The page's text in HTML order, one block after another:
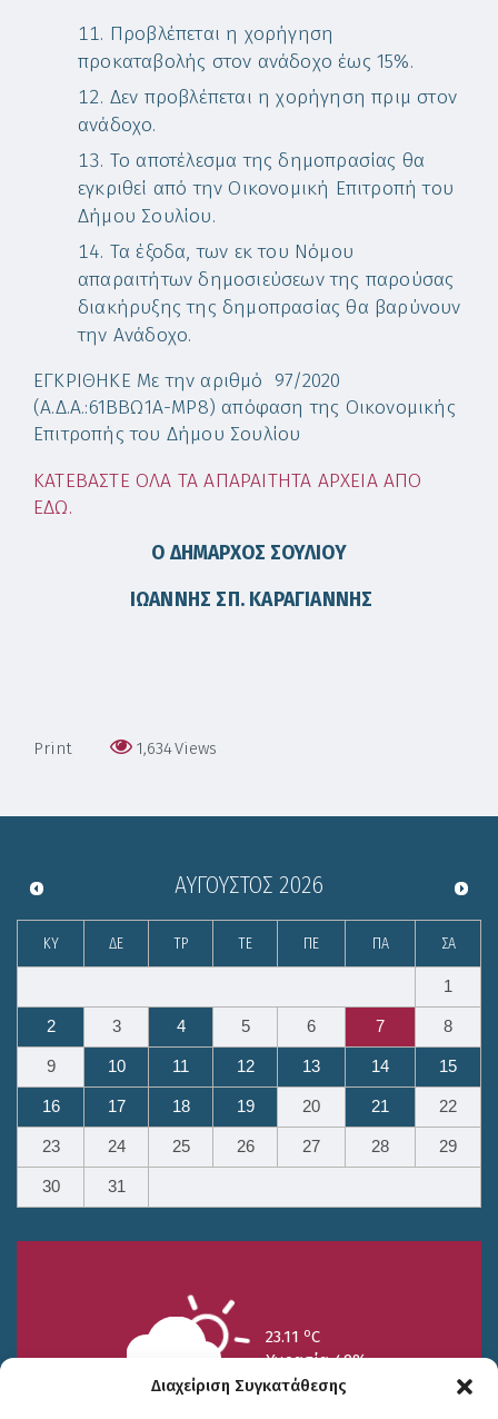
Διαχείριση Συγκατάθεσης
Προβλέπεται η χορήγηση
προκαταβολής στον ανάδοχο έως 15%.
Δεν προβλέπεται η χορήγηση πριμ στον
ανάδοχο.
Το αποτέλεσμα της δημοπρασίας θα
εγκριθεί από την Οικονομική Επιτροπή του
Δήμου Σουλίου.
Τα έξοδα, των εκ του Νόμου
απαραιτήτων δημοσιεύσεων της παρούσας
διακήρυξης της δημοπρασίας θα βαρύνουν
την Ανάδοχο.
ΕΓΚΡΙΘΗΚΕ Με την αριθμό 97/2020
(Α.Δ.Α.:61ΒΒΩ1Α-ΜΡ8) απόφαση της Οικονομικής
Επιτροπής του Δήμου Σουλίου
ΚΑΤΕΒΑΣΤΕ ΟΛΑ ΤΑ ΑΠΑΡΑΙΤΗΤΑ ΑΡΧΕΙΑ ΑΠΟ
ΕΔΩ.
Ο ΔΗΜΑΡΧΟΣ ΣΟΥΛΙΟΥ
ΙΩΑΝΝΗΣ ΣΠ. ΚΑΡΑΓΙΑΝΝΗΣ
Print 1,634Views
ΑΎΓΟΥΣΤΟΣ 2026
ΚΥ ΔΕ ΤΡ ΤΕ ΠΕ ΠΑ ΣΑ
1
2 3 4 5 6 7 8
9 10 11 12 13 14 15
16 17 18 19 20 21 22
23 24 25 26 27 28 29
30 31
23.11 oC
Υγρασία 49%